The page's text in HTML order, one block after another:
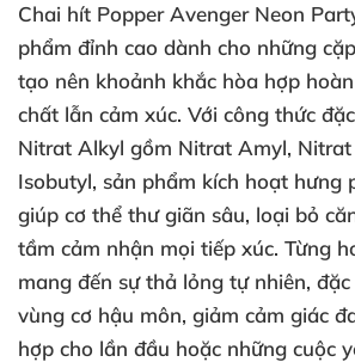
Chai hít Popper Avenger Neon
phẩm đỉnh cao dành cho những
tạo nên khoảnh khắc hòa hợp
chất lẫn cảm xúc. Với công thức
Nitrat Alkyl gồm Nitrat Amyl,
Isobutyl, sản phẩm kích hoạt hưng
giúp cơ thể thư giãn sâu, loại bỏ
tầm cảm nhận mọi tiếp xúc. Từng
mang đến sự thả lỏng tự nhiên,
vùng cơ hậu môn, giảm cảm giác
hợp cho lần đầu hoặc những cuộc